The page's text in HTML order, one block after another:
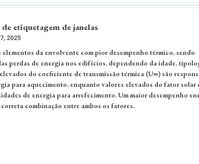
etiquetagem de janelas
2025
elementos da envolvente com pior desempenho térmico, sendo
perdas de energia nos edifícios, dependendo da idade,
do coeficiente de transmissão térmica (Uw) são
para aquecimento, enquanto valores elevados do fator solar
de energia para arrefecimento. Um maior desempenho
combinação entre ambos os fatores.